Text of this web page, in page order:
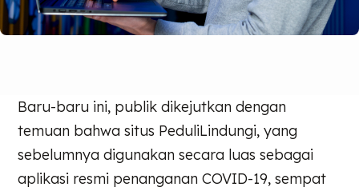
Baru-baru ini, publik dikejutkan dengan
temuan bahwa situs PeduliLindungi, yang
sebelumnya digunakan secara luas sebagai
aplikasi resmi penanganan COVID-19, sempat